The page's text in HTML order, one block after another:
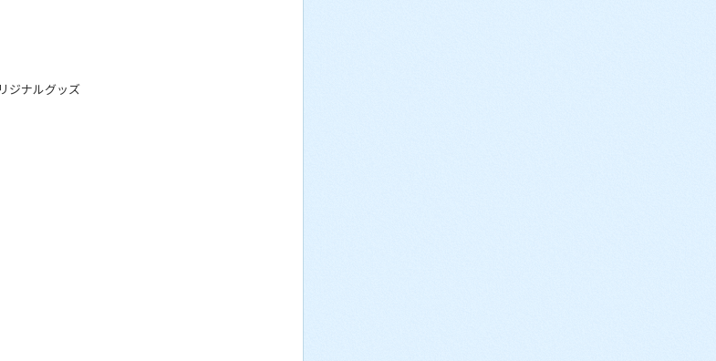
ジナルグッズ